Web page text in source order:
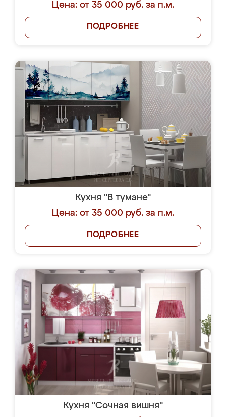
Цена: от 35 000 руб. за п.м.
ПОДРОБНЕЕ
Кухня "В тумане"
Цена: от 35 000 руб. за п.м.
ПОДРОБНЕЕ
Кухня "Сочная вишня"